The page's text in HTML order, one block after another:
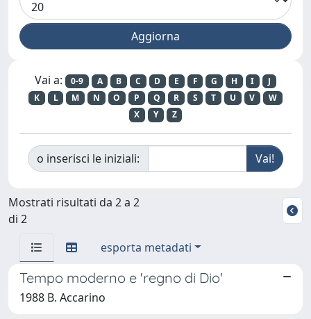
Vai a: 0-9 A B C D E F G H I
J
K
L M N O P Q R S T U V
W
X
Y Z
o inserisci le iniziali:
Mostrati risultati da 2 a 2
di 2
esporta metadati
Tempo moderno e 'regno di Dio'
1988 B. Accarino